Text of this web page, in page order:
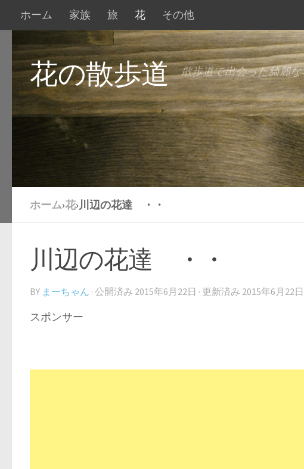
ホーム 家族 旅 花 その他
花の散歩道 散歩道で出会った綺麗
ホーム›花›川辺の花達 ・・
川辺の花達 ・・
BY まーちゃん · 公開済み 2015年6月22日 · 更新済み 2015年6月22日
スポンサー